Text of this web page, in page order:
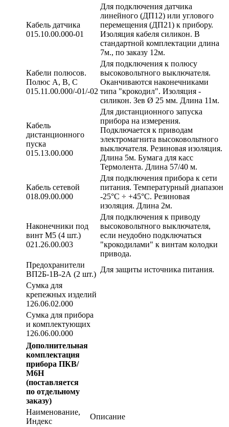
Кабель датчика
015.10.00.000-01
Для подключения датчика
линейного (ДП12) или углового
перемещения (ДП21) к прибору.
Изоляция кабеля силикон. В
стандартной комплектации длина
7м., по заказу 12м.
Кабели полюсов.
Полюс А, В, С
015.11.00.000/-01/-02
Для подключения к полюсу
высоковольтного выключателя.
Оканчиваются наконечниками
типа "крокодил". Изоляция -
силикон. Зев Ø 25 мм. Длина 11м.
Кабель
дистанционного
пуска
015.13.00.000
Для дистанционного запуска
прибора на измерения.
Подключается к приводам
электромагнита высоковольтного
выключателя. Резиновая изоляция.
Длина 5м. Бумага для касс
Термолента. Длина 57/40 м.
Кабель сетевой
018.09.00.000
Для подключения прибора к сети
питания. Температурный диапазон
-25°С ÷ +45°С. Резиновая
изоляция. Длина 2м.
Наконечники под
винт М5 (4 шт.)
021.26.00.003
Для подключения к приводу
высоковольтного выключателя,
если неудобно подключаться
"крокодилами" к винтам колодки
привода.
Предохранители
ВП2Б-1В-2А (2 шт.)
Для защиты источника питания.
Сумка для
крепежных изделий
126.06.02.000
Сумка для прибора
и комплектующих
126.06.00.000
Дополнительная
комплектация
прибора ПКВ/
М6Н
(поставляется
по отдельному
заказу)
Наименование,
Индекс
Описание